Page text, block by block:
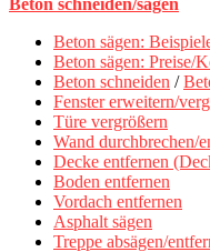
Beton sägen:
Beton sägen: Preise/
Beton schneiden /
Fenster erweitern/
Türe vergrößern
Wand durchbrechen/
Decke entfernen
Boden entfernen
Vordach entfernen
Asphalt sägen
Treppe absägen/